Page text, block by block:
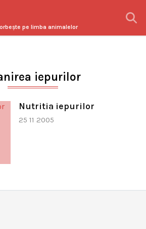
pe limba animalelor
iepurilor
Nutritia iepurilor
25 11 2005